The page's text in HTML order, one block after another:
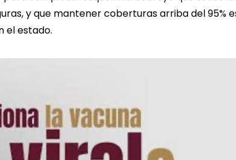
y que mantener coberturas arriba del 95%
el estado.